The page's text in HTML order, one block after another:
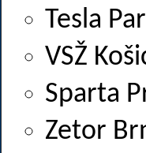
Tesla
VSŽ
Sparta
Zetor